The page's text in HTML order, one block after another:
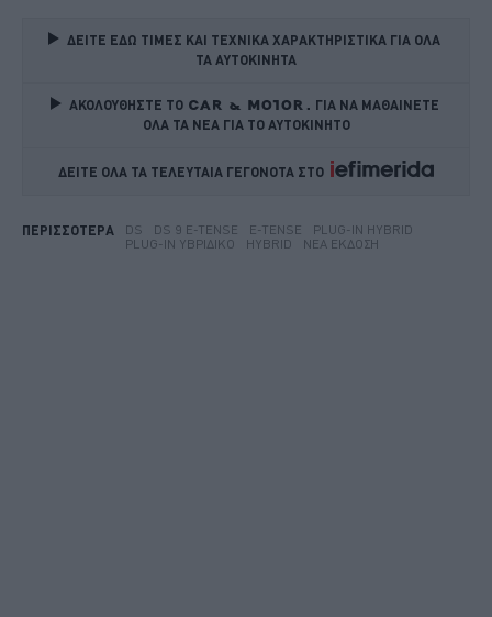
ΔΕΙΤΕ ΕΔΩ ΤΙΜΕΣ ΚΑΙ ΤΕΧΝΙΚΑ ΧΑΡΑΚΤΗΡΙΣΤΙΚΑ ΓΙΑ ΟΛΑ
ΤΑ ΑΥΤΟΚΙΝΗΤΑ
ΑΚΟΛΟΥΘΗΣΤΕ ΤΟ
ΓΙΑ ΝΑ ΜΑΘΑΙΝΕΤΕ
ΟΛΑ ΤΑ ΝΕΑ ΓΙΑ ΤΟ ΑΥΤΟΚΙΝΗΤΟ
ΔΕΙΤΕ ΟΛΑ ΤΑ ΤΕΛΕΥΤΑΙΑ ΓΕΓΟΝΟΤΑ ΣΤΟ
ΠΕΡΙΣΣΟΤΕΡΑ DS DS 9 E-TENSE E-TENSE
PLUG-IN HYBRID
PLUG-IN ΥΒΡΙΔΙΚΌ
HYBRID ΝΈΑ ΈΚΔΟΣΗ